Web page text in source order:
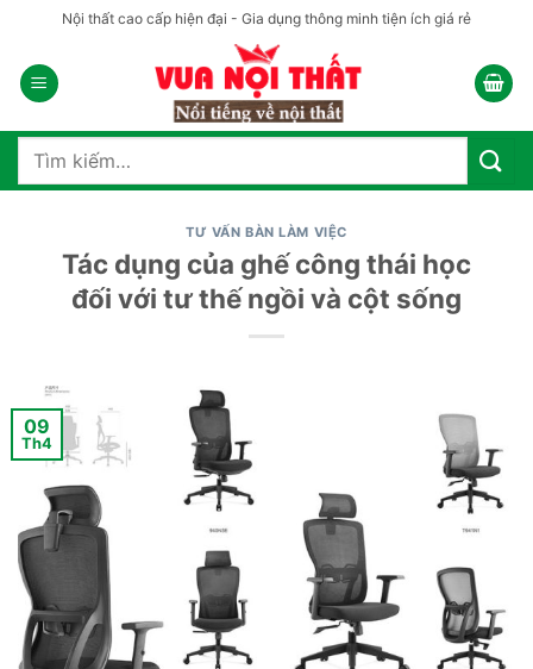
nội
dung
Nội thất cao cấp hiện đại - Gia dụng thông minh tiện ích giá rẻ
Tìm
TƯ VẤN BÀN LÀM VIỆC
Tác dụng của ghế công thái học
đối với tư thế ngồi và cột sống
09
Th4